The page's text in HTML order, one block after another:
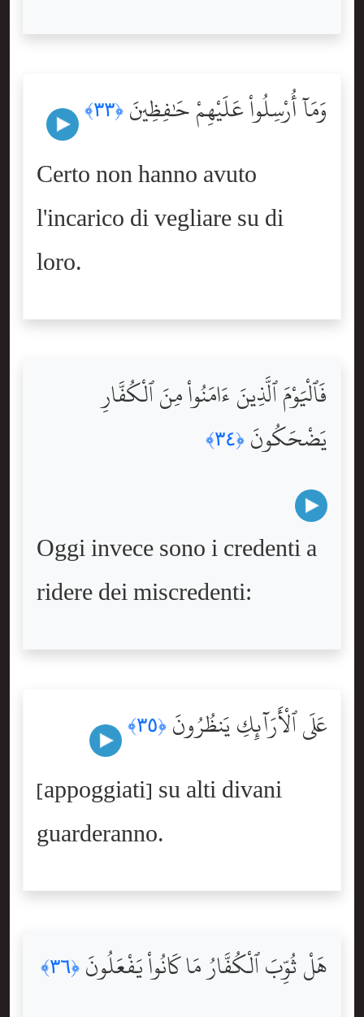
وَمَآ أُرْسِلُواْ عَلَيْهِمْ حَٰفِظِينَ ﴿٣٣﴾
Certo non hanno avuto
l'incarico di vegliare su di
loro.
فَٱلْيَوْمَ ٱلَّذِينَ ءَامَنُواْ مِنَ ٱلْكُفَّارِ
يَضْحَكُونَ ﴿٣٤﴾
Oggi invece sono i credenti a
ridere dei miscredenti:
عَلَى ٱلْأَرَآئِكِ يَنظُرُونَ ﴿٣٥﴾
[appoggiati] su alti divani
guarderanno.
هَلْ ثُوِّبَ ٱلْكُفَّارُ مَا كَانُواْ يَفْعَلُونَ ﴿٣٦﴾